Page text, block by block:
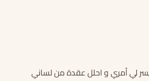
لي أمري و احلل عقدة من لساني